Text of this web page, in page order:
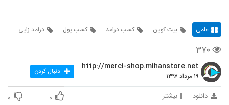
علمی بیت کوین کسب درامد کسب پول درامد زایی
۳۷۰
http://merci-shop.mihanstore.net
۱۹ مرداد ۱۳۹۷ دنبال کردن
دانلود بیشتر ۰ ۰